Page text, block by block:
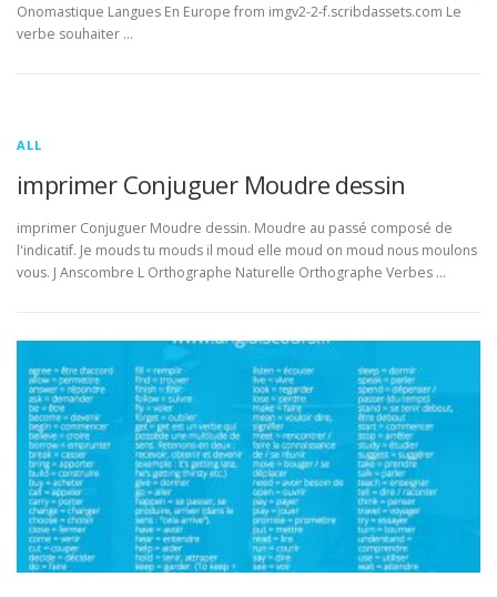
Onomastique Langues En Europe from imgv2-2-f.scribdassets.com Le
verbe souhaiter …
ALL
imprimer Conjuguer Moudre dessin
imprimer Conjuguer Moudre dessin. Moudre au passé composé de
l'indicatif. Je mouds tu mouds il moud elle moud on moud nous moulons
vous. J Anscombre L Orthographe Naturelle Orthographe Verbes …